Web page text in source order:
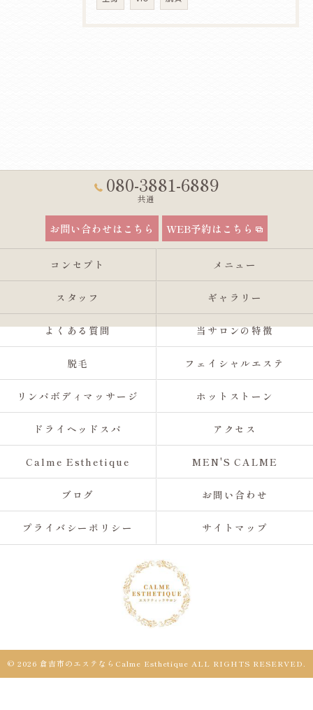
080-3881-6889
共通
お問い合わせはこちら WEB予約はこちら
コンセプト メニュー
スタッフ ギャラリー
よくある質問 当サロンの特徴
脱毛 フェイシャルエステ
リンパボディマッサージ ホットストーン
ドライヘッドスパ アクセス
Calme Esthetique MEN'S CALME
ブログ お問い合わせ
プライバシーポリシー サイトマップ
© 2026 倉吉市のエステならCalme Esthetique ALL RIGHTS RESERVED.